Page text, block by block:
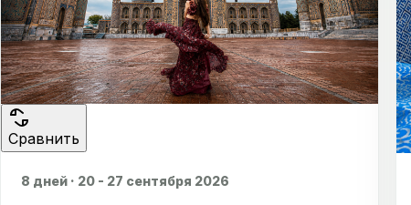
Сравнить
8 дней · 20 - 27 сентября 2026